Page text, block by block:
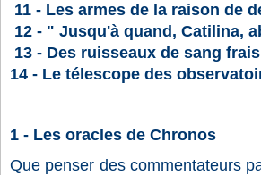
11 - Les armes de la raison de
12 - " Jusqu'à quand, Catilina,
13 - Des ruisseaux de sang frais
14 - Le télescope des
1 - Les oracles de Chronos
Que penser des commentateurs